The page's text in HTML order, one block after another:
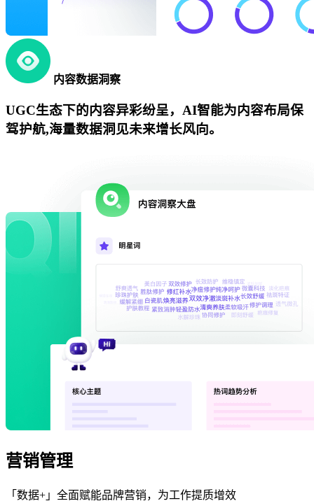
内容数据洞察
UGC生态下的内容异彩纷呈，AI智能为内容布局保
驾护航,海量数据洞见未来增长风向。
营销管理
「数据+」全面赋能品牌营销，为工作提质增效